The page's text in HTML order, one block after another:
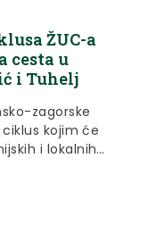
ŽUC-a
cesta u
i Tuhelj
zagorske
kojim će
i lokalnih